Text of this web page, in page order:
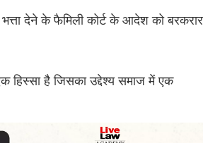
देने के फैमिली कोर्ट के आदेश को बरकरार
हिस्सा है जिसका उद्देश्य समाज में एक